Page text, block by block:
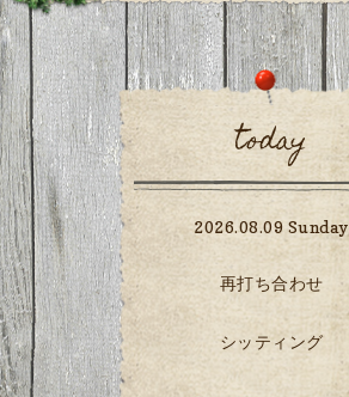
today
2026.08.09 Sunday
再打ち合わせ
シッティング